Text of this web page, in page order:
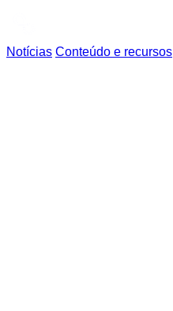
Notícias Conteúdo e recursos